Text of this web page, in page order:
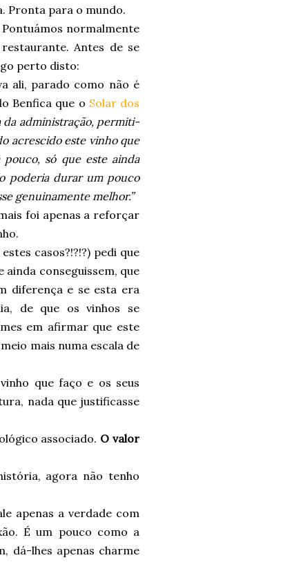
Pronta para o mundo.
Pontuámos normalmente
Antes de se
perto disto:
ali, parado como não é
Benfica que o Solar dos
da administração, permiti-
acrescido este vinho que
pouco, só que este ainda
poderia durar um pouco
genuinamente melhor.”
foi apenas a reforçar
casos?!?!?) pedi que
ainda conseguissem, que
diferença e se esta era
de que os vinhos se
em afirmar que este
mais numa escala de
que faço e os seus
nada que justificasse
associado. O valor
agora não tenho
apenas a verdade com
É um pouco como a
dá-lhes apenas charme